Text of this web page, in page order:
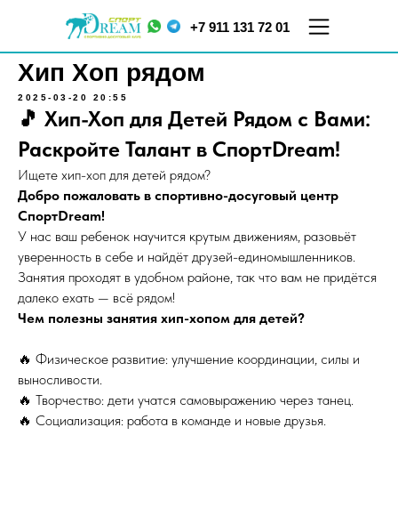
ул. Меркурьева, д. 7
ТЦ "Парнас", 5 этаж
ул.
д.16, корп.2
+7 911 131 72 01
Хип Хоп рядом
2025-03-20 20:55
🎵 Хип-Хоп для Детей Рядом с Вами:
Раскройте Талант в СпортDream!
Ищете хип-хоп для детей рядом?
Добро пожаловать в спортивно-досуговый центр
СпортDream!
У нас ваш ребенок научится крутым движениям, разовьёт
уверенность в себе и найдёт друзей-единомышленников.
Занятия проходят в удобном районе, так что вам не придётся
далеко ехать — всё рядом!
Чем полезны занятия хип-хопом для детей?
🔥 Физическое развитие: улучшение координации, силы и
выносливости.
🔥 Творчество: дети учатся самовыражению через танец.
🔥 Социализация: работа в команде и новые друзья.